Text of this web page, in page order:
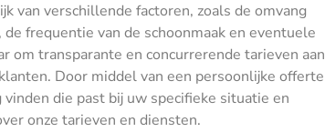
van verschillende factoren, zoals de omvang
frequentie van de schoonmaak en eventuele
om transparante en concurrerende tarieven aan
Door middel van een persoonlijke offerte
die past bij uw specifieke situatie en
onze tarieven en diensten.